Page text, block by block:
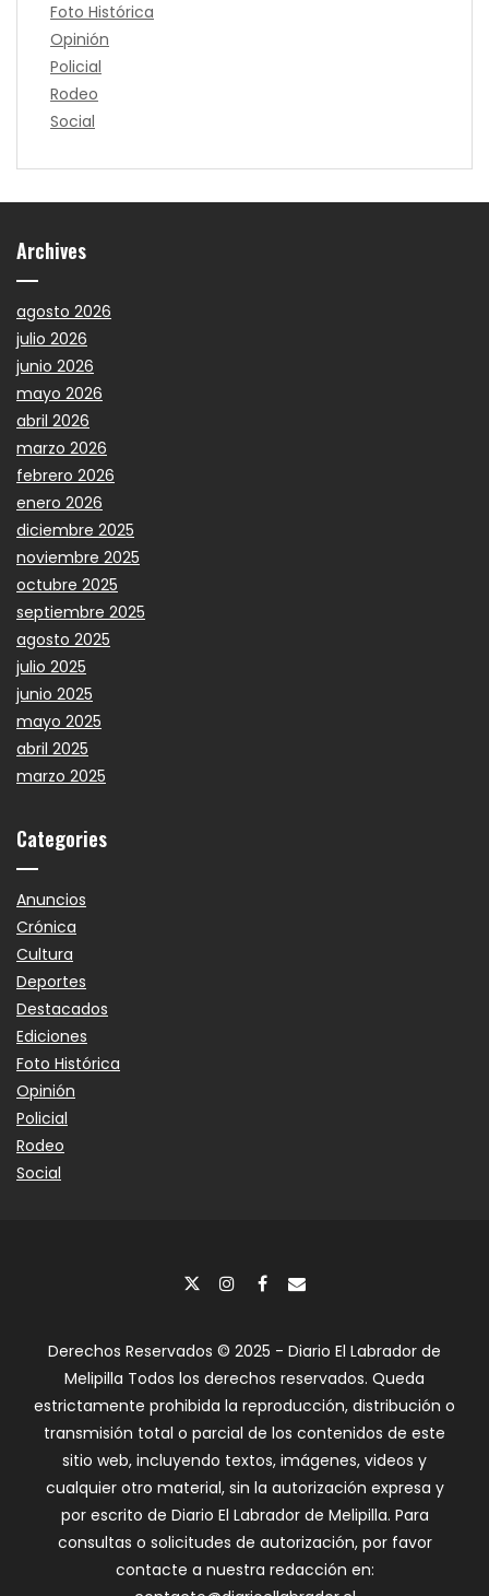
Foto Histórica
Opinión
Policial
Rodeo
Social
Archives
agosto 2026
julio 2026
junio 2026
mayo 2026
abril 2026
marzo 2026
febrero 2026
enero 2026
diciembre 2025
noviembre 2025
octubre 2025
septiembre 2025
agosto 2025
julio 2025
junio 2025
mayo 2025
abril 2025
marzo 2025
Categories
Anuncios
Crónica
Cultura
Deportes
Destacados
Ediciones
Foto Histórica
Opinión
Policial
Rodeo
Social
Derechos Reservados © 2025 - Diario El Labrador de
Melipilla Todos los derechos reservados. Queda
estrictamente prohibida la reproducción, distribución o
transmisión total o parcial de los contenidos de este
sitio web, incluyendo textos, imágenes, videos y
cualquier otro material, sin la autorización expresa y
por escrito de Diario El Labrador de Melipilla. Para
consultas o solicitudes de autorización, por favor
contacte a nuestra redacción en: